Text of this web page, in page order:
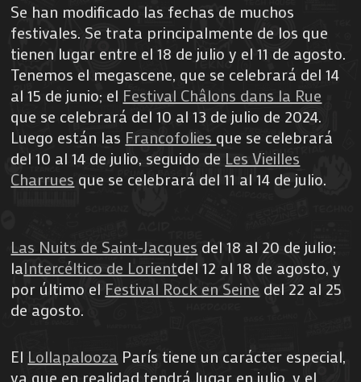
Se han modificado las fechas de muchos
festivales. Se trata principalmente de los que
tienen lugar entre el 18 de julio y el 11 de agosto.
Tenemos el megascene, que se celebrará del 14
al 15 de junio; el Festival Châlons dans la Rue
que se celebrará del 10 al 13 de julio de 2024.
Luego están las Francofolies que se celebrará
del 10 al 14 de julio, seguido de Les Vieilles
Charrues que se celebrará del 11 al 14 de julio.
Las Nuits de Saint-Jacques del 18 al 20 de julio;
laIntercéltico de Lorientdel 12 al 18 de agosto, y
por último el Festival Rock en Seine del 22 al 25
de agosto.
El Lollapalooza París tiene un carácter especial,
ya que en realidad tendrá lugar en julio, y el